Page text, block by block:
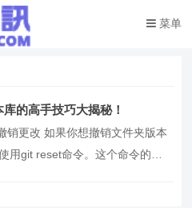
菜单
的高手技巧大揭秘！
销更改 如果你想撤销文件夹版本
用git reset命令。这个命令的好